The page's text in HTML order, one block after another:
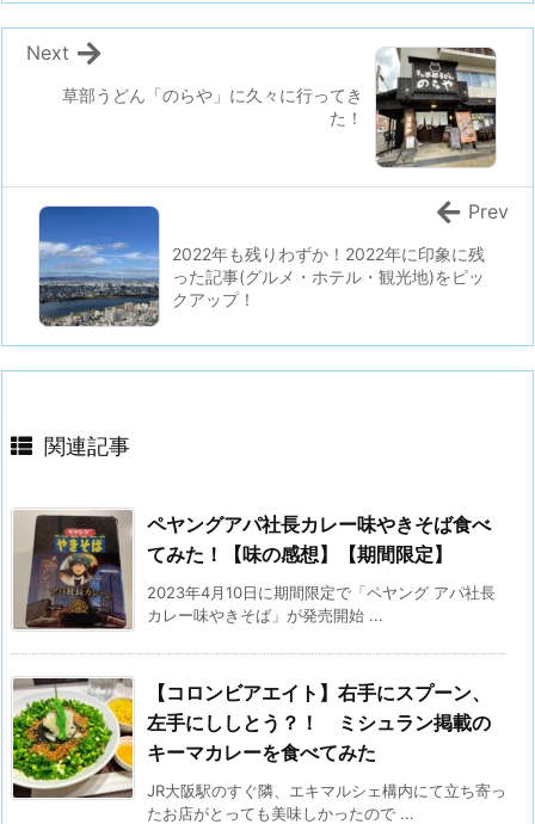
草部うどん「のらや」に久々に行ってき
た！
Next
2022年も残りわずか！2022年に印象に残
った記事(グルメ・ホテル・観光地)をピッ
クアップ！
Prev
関連記事
ペヤングアパ社長カレー味やきそば食べ
てみた！【味の感想】【期間限定】
2023年4月10日に期間限定で「ペヤング アパ社長
カレー味やきそば」が発売開始 ...
【コロンビアエイト】右手にスプーン、
左手にししとう？！ ミシュラン掲載の
キーマカレーを食べてみた
JR大阪駅のすぐ隣、エキマルシェ構内にて立ち寄っ
たお店がとっても美味しかったので ...